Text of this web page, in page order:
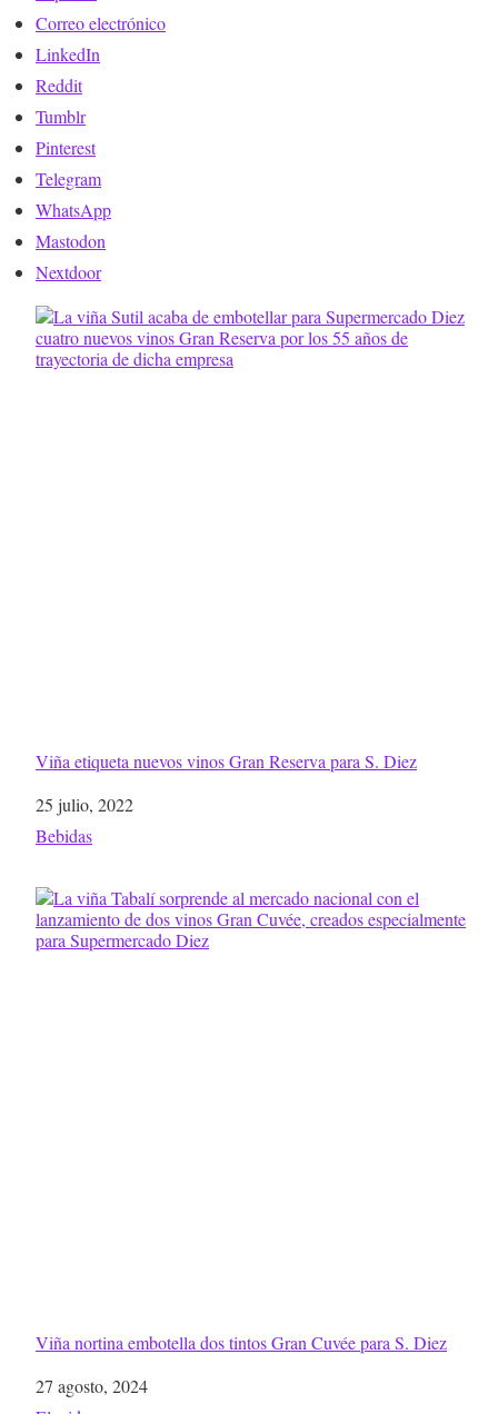
Correo electrónico
LinkedIn
Reddit
Tumblr
Pinterest
Telegram
WhatsApp
Mastodon
Nextdoor
Viña etiqueta nuevos vinos Gran Reserva para S. Diez
Fecha
25 julio, 2022
Respecto a
Bebidas
Viña nortina embotella dos tintos Gran Cuvée para S. Diez
Fecha
27 agosto, 2024